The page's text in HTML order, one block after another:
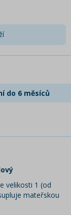
do 6 měsíců
velikosti 1 (od
mateřskou